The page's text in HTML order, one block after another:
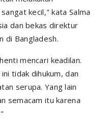
kecil," kata Salma
dan bekas direktur
di Bangladesh.
mencari keadilan.
tidak dihukum, dan
serupa. Yang lain
semacam itu karena